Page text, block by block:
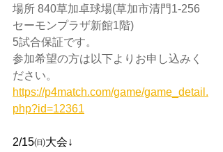
場所 840草加卓球場(草加市清門1-256
セーモンプラザ新館1階)
5試合保証です。
参加希望の方は以下よりお申し込みく
ださい。
https://p4match.com/game/game_detail.
php?id=12361
2/15㈰大会↓